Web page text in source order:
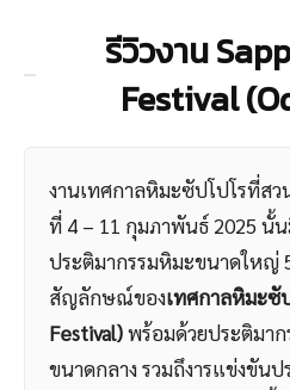
รีวิวงาน
Festival
งานเทศกาลหิมะซัปโปโรที่สว
ที่ 4 – 11 กุมภาพันธ์ 2025 นั้
ประติมากรรมหิมะขนาดใหญ่
สัญลักษณ์ของเทศกาลหิมะซั
Festival)พร้อมด้วยประติมา
ขนาดกลาง รวมถึงารแข่งขัน